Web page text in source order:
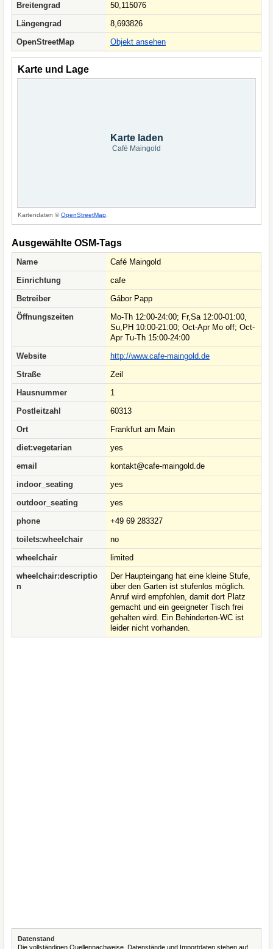
Breitengrad
50,115076
Längengrad
8,693826
OpenStreetMap
Objekt ansehen
Karte und Lage
Karte laden
Café Maingold
Kartendaten ©OpenStreetMap
Ausgewählte OSM-Tags
Name
Café Maingold
Einrichtung
cafe
Betreiber
Gábor Papp
Öffnungszeiten
Mo-Th 12:00-24:00; Fr,Sa 12:00-01:00,
Su,PH 10:00-21:00; Oct-Apr Mo off; Oct-
Apr Tu-Th 15:00-24:00
Website
http://www.cafe-maingold.de
Straße
Zeil
Hausnummer
1
Postleitzahl
60313
Ort
Frankfurt am Main
diet:vegetarian
yes
email
kontakt@cafe-maingold.de
indoor_seating
yes
outdoor_seating
yes
phone
+49 69 283327
toilets:wheelchair
no
wheelchair
limited
wheelchair:descriptio
n
Der Haupteingang hat eine kleine Stufe,
über den Garten ist stufenlos möglich.
Anruf wird empfohlen, damit dort Platz
gemacht und ein geeigneter Tisch frei
gehalten wird. Ein Behinderten-WC ist
leider nicht vorhanden.
Datenstand
Die vollständigen Quellennachweise, Datenstände und Importdaten stehen auf